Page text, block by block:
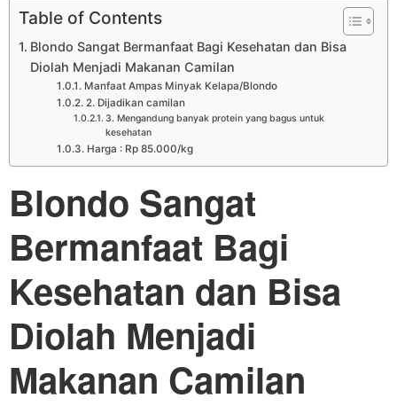
Table of Contents
Blondo Sangat Bermanfaat Bagi Kesehatan dan Bisa
Diolah Menjadi Makanan Camilan
Manfaat Ampas Minyak Kelapa/Blondo
2. Dijadikan camilan
3. Mengandung banyak protein yang bagus untuk
kesehatan
Harga : Rp 85.000/kg
Blondo Sangat
Bermanfaat Bagi
Kesehatan dan Bisa
Diolah Menjadi
Makanan Camilan